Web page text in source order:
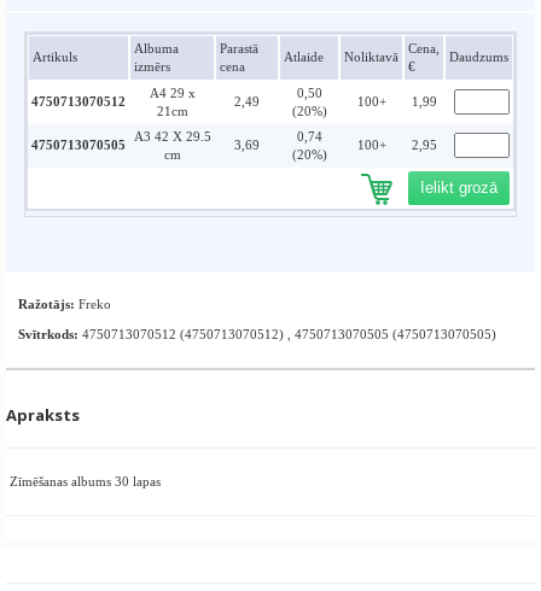
Artikuls
Albuma
izmērs
Parastā
cena
Atlaide Noliktavā
Cena,
€
Daudzums
4750713070512
A4 29 x
21cm
2,49
0,50
(20%)
100+ 1,99
4750713070505
A3 42 X 29.5
cm
3,69
0,74
(20%)
100+ 2,95
Ielikt grozā
Ražotājs: Freko
Svītrkods: 4750713070512 (4750713070512) , 4750713070505 (4750713070505)
Apraksts
Zīmēšanas albums 30 lapas